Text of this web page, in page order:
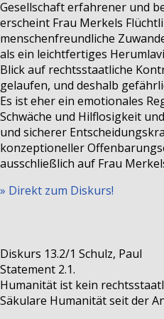
Gesellschaft erfahrener und
erscheint Frau Merkels
menschenfreundliche
als ein leichtfertiges
Blick auf rechtsstaatliche
gelaufen, und deshalb
Es ist eher ein emotionales
Schwäche und Hilflosigkeit
und sicherer
konzeptioneller
ausschließlich auf Frau
» Direkt zum Diskurs!
Diskurs 13.2/1 Schulz, Paul
Statement 2.1.
Humanität ist kein
Säkulare Humanität seit der